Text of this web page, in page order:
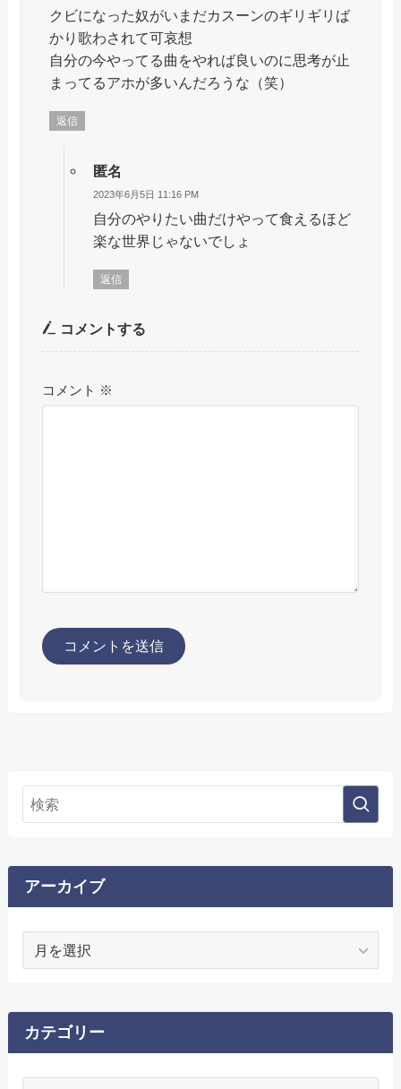
クビになった奴がいまだカスーンのギリギリば
かり歌わされて可哀想
自分の今やってる曲をやれば良いのに思考が止
まってるアホが多いんだろうな（笑）
返信
匿名
2023年6月5日 11:16 PM
自分のやりたい曲だけやって食えるほど
楽な世界じゃないでしょ
返信
コメントする
コメント ※
アーカイブ
イ
ブ
カテゴリー